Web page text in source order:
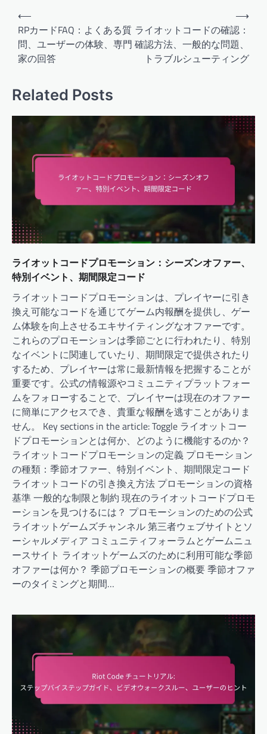
Post
navigation
⟵
RPカードFAQ：よくある質
問、ユーザーの体験、専門
家の回答
ライオットコードの確認：
確認方法、一般的な問題、
トラブルシューティング
⟶
Related Posts
ライオットコードプロモーション：シーズンオファー、
特別イベント、期間限定コード
ライオットコードプロモーションは、プレイヤーに引き
換え可能なコードを通じてゲーム内報酬を提供し、ゲー
ム体験を向上させるエキサイティングなオファーです。
これらのプロモーションは季節ごとに行われたり、特別
なイベントに関連していたり、期間限定で提供されたり
するため、プレイヤーは常に最新情報を把握することが
重要です。公式の情報源やコミュニティプラットフォー
ムをフォローすることで、プレイヤーは現在のオファー
に簡単にアクセスでき、貴重な報酬を逃すことがありま
せん。 Key sections in the article: Toggle ライオットコー
ドプロモーションとは何か、どのように機能するのか？
ライオットコードプロモーションの定義 プロモーション
の種類：季節オファー、特別イベント、期間限定コード
ライオットコードの引き換え方法 プロモーションの資格
基準 一般的な制限と制約 現在のライオットコードプロモ
ーションを見つけるには？ プロモーションのための公式
ライオットゲームズチャンネル 第三者ウェブサイトとソ
ーシャルメディア コミュニティフォーラムとゲームニュ
ースサイト ライオットゲームズのために利用可能な季節
オファーは何か？ 季節プロモーションの概要 季節オファ
ーのタイミングと期間…